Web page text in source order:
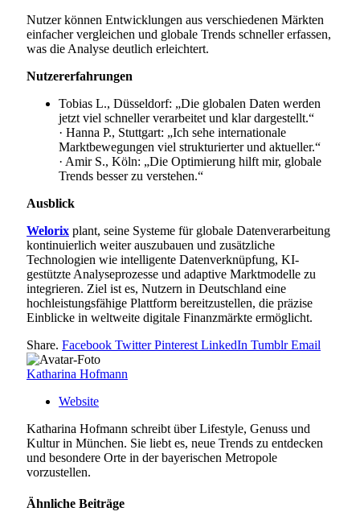
Nutzer können Entwicklungen aus verschiedenen Märkten
einfacher vergleichen und globale Trends schneller erfassen,
was die Analyse deutlich erleichtert.
Nutzererfahrungen
Tobias L., Düsseldorf: „Die globalen Daten werden
jetzt viel schneller verarbeitet und klar dargestellt.“
· Hanna P., Stuttgart: „Ich sehe internationale
Marktbewegungen viel strukturierter und aktueller.“
· Amir S., Köln: „Die Optimierung hilft mir, globale
Trends besser zu verstehen.“
Ausblick
Welorix plant, seine Systeme für globale Datenverarbeitung
kontinuierlich weiter auszubauen und zusätzliche
Technologien wie intelligente Datenverknüpfung, KI-
gestützte Analyseprozesse und adaptive Marktmodelle zu
integrieren. Ziel ist es, Nutzern in Deutschland eine
hochleistungsfähige Plattform bereitzustellen, die präzise
Einblicke in weltweite digitale Finanzmärkte ermöglicht.
Share. Facebook Twitter Pinterest LinkedIn Tumblr Email
Katharina Hofmann
Website
Katharina Hofmann schreibt über Lifestyle, Genuss und
Kultur in München. Sie liebt es, neue Trends zu entdecken
und besondere Orte in der bayerischen Metropole
vorzustellen.
Ähnliche Beiträge